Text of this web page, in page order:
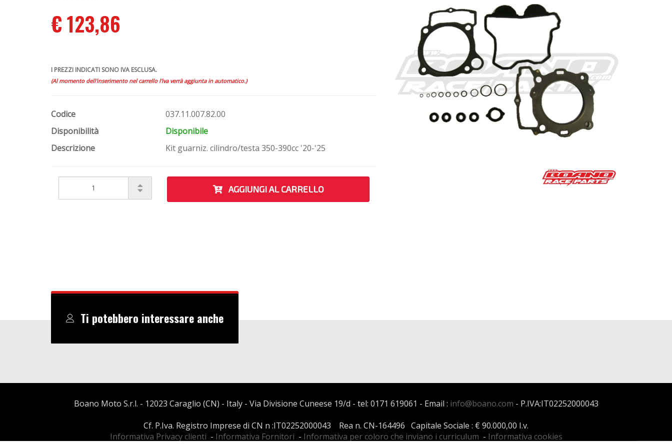
€ 123,86
I PREZZI INDICATI SONO IVA ESCLUSA.
(Al momento dell'inserimento nel carrello l'iva verrà aggiunta in automatico.)
Codice
037.11.007.82.00
Disponibilità
Disponibile
Descrizione
Kit guarniz. cilindro/testa 350-390cc '20-'25
AGGIUNGI AL CARRELLO
Ti potebbero interessare anche
Boano Moto S.r.l. - 12023 Caraglio (CN) - Italy - Via Divisione Cuneese 19/d - tel: 0171 619061 - Email : info@boano.com - P.IVA:IT02252000043
Cf. P.Iva. Registro Imprese di CN n :IT02252000043 Rea n. CN-164496 Capitale Sociale : € 90.000,00 I.v.
Informativa Privacy clienti - Informativa Fornitori - Informativa per coloro che inviano i curriculum - Informativa cookies